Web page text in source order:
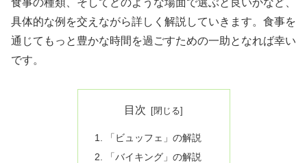
具体的な例を交えながら詳しく解説していきます。食事を
通じてもっと豊かな時間を過ごすための一助となれば幸い
です。
目次
「ビュッフェ」の解説
「バイキング」の解説